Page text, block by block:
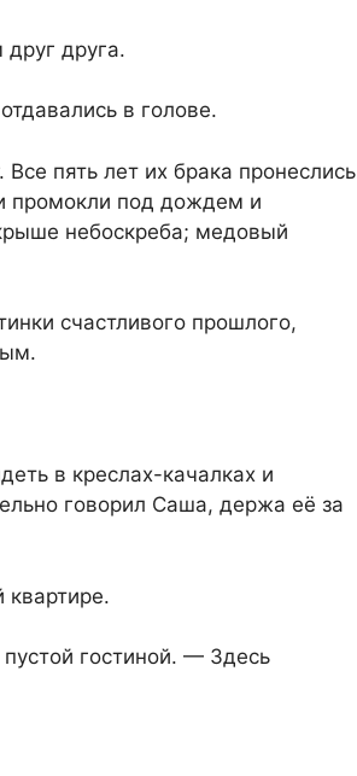
друга.
в голове.
пять лет их брака пронеслись
промокли под дождем и
небоскреба; медовый
счастливого прошлого,
в креслах-качалках и
говорил Саша, держа её за
квартире.
гостиной. — Здесь